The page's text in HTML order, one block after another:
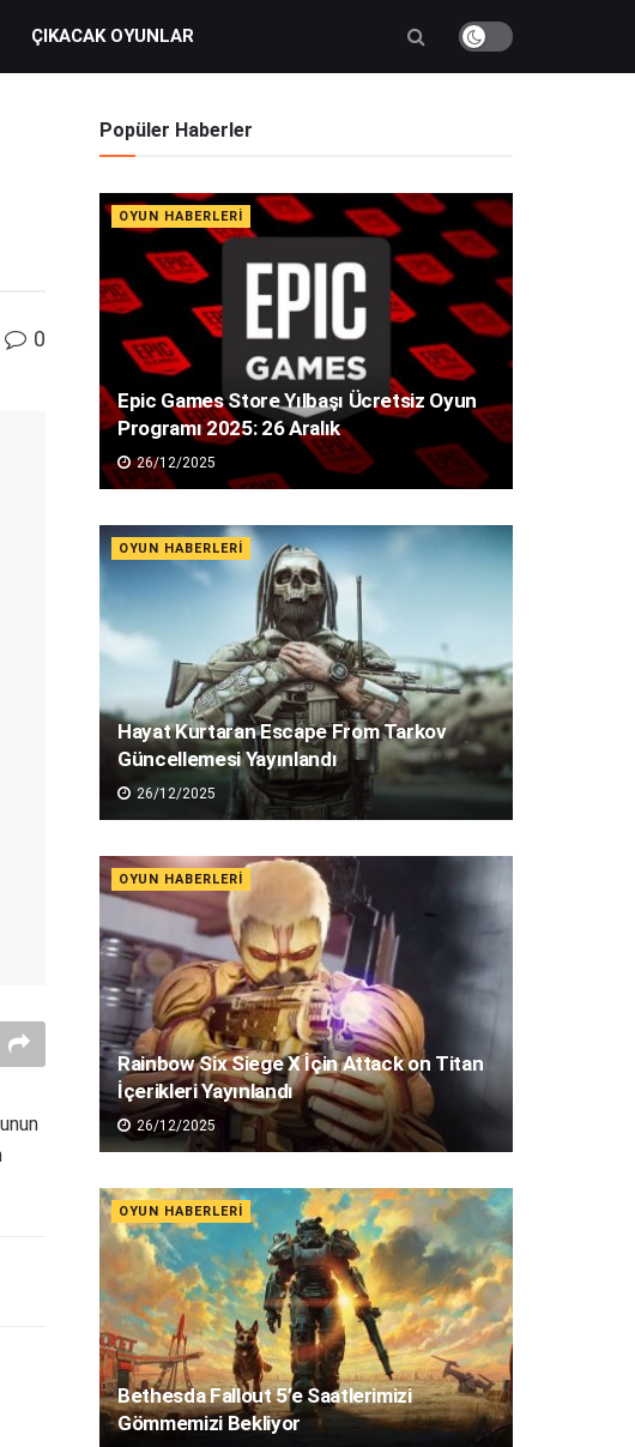
ÇIKACAK OYUNLAR
0
Popüler Haberler
OYUN HABERLERI
Epic Games Store Yılbaşı Ücretsiz Oyun
Programı 2025: 26 Aralık
26/12/2025
OYUN HABERLERI
Hayat Kurtaran Escape From Tarkov
Güncellemesi Yayınlandı
26/12/2025
OYUN HABERLERI
Rainbow Six Siege X İçin Attack on Titan
İçerikleri Yayınlandı
26/12/2025
OYUN HABERLERI
Bethesda Fallout 5’e Saatlerimizi
Gömmemizi Bekliyor